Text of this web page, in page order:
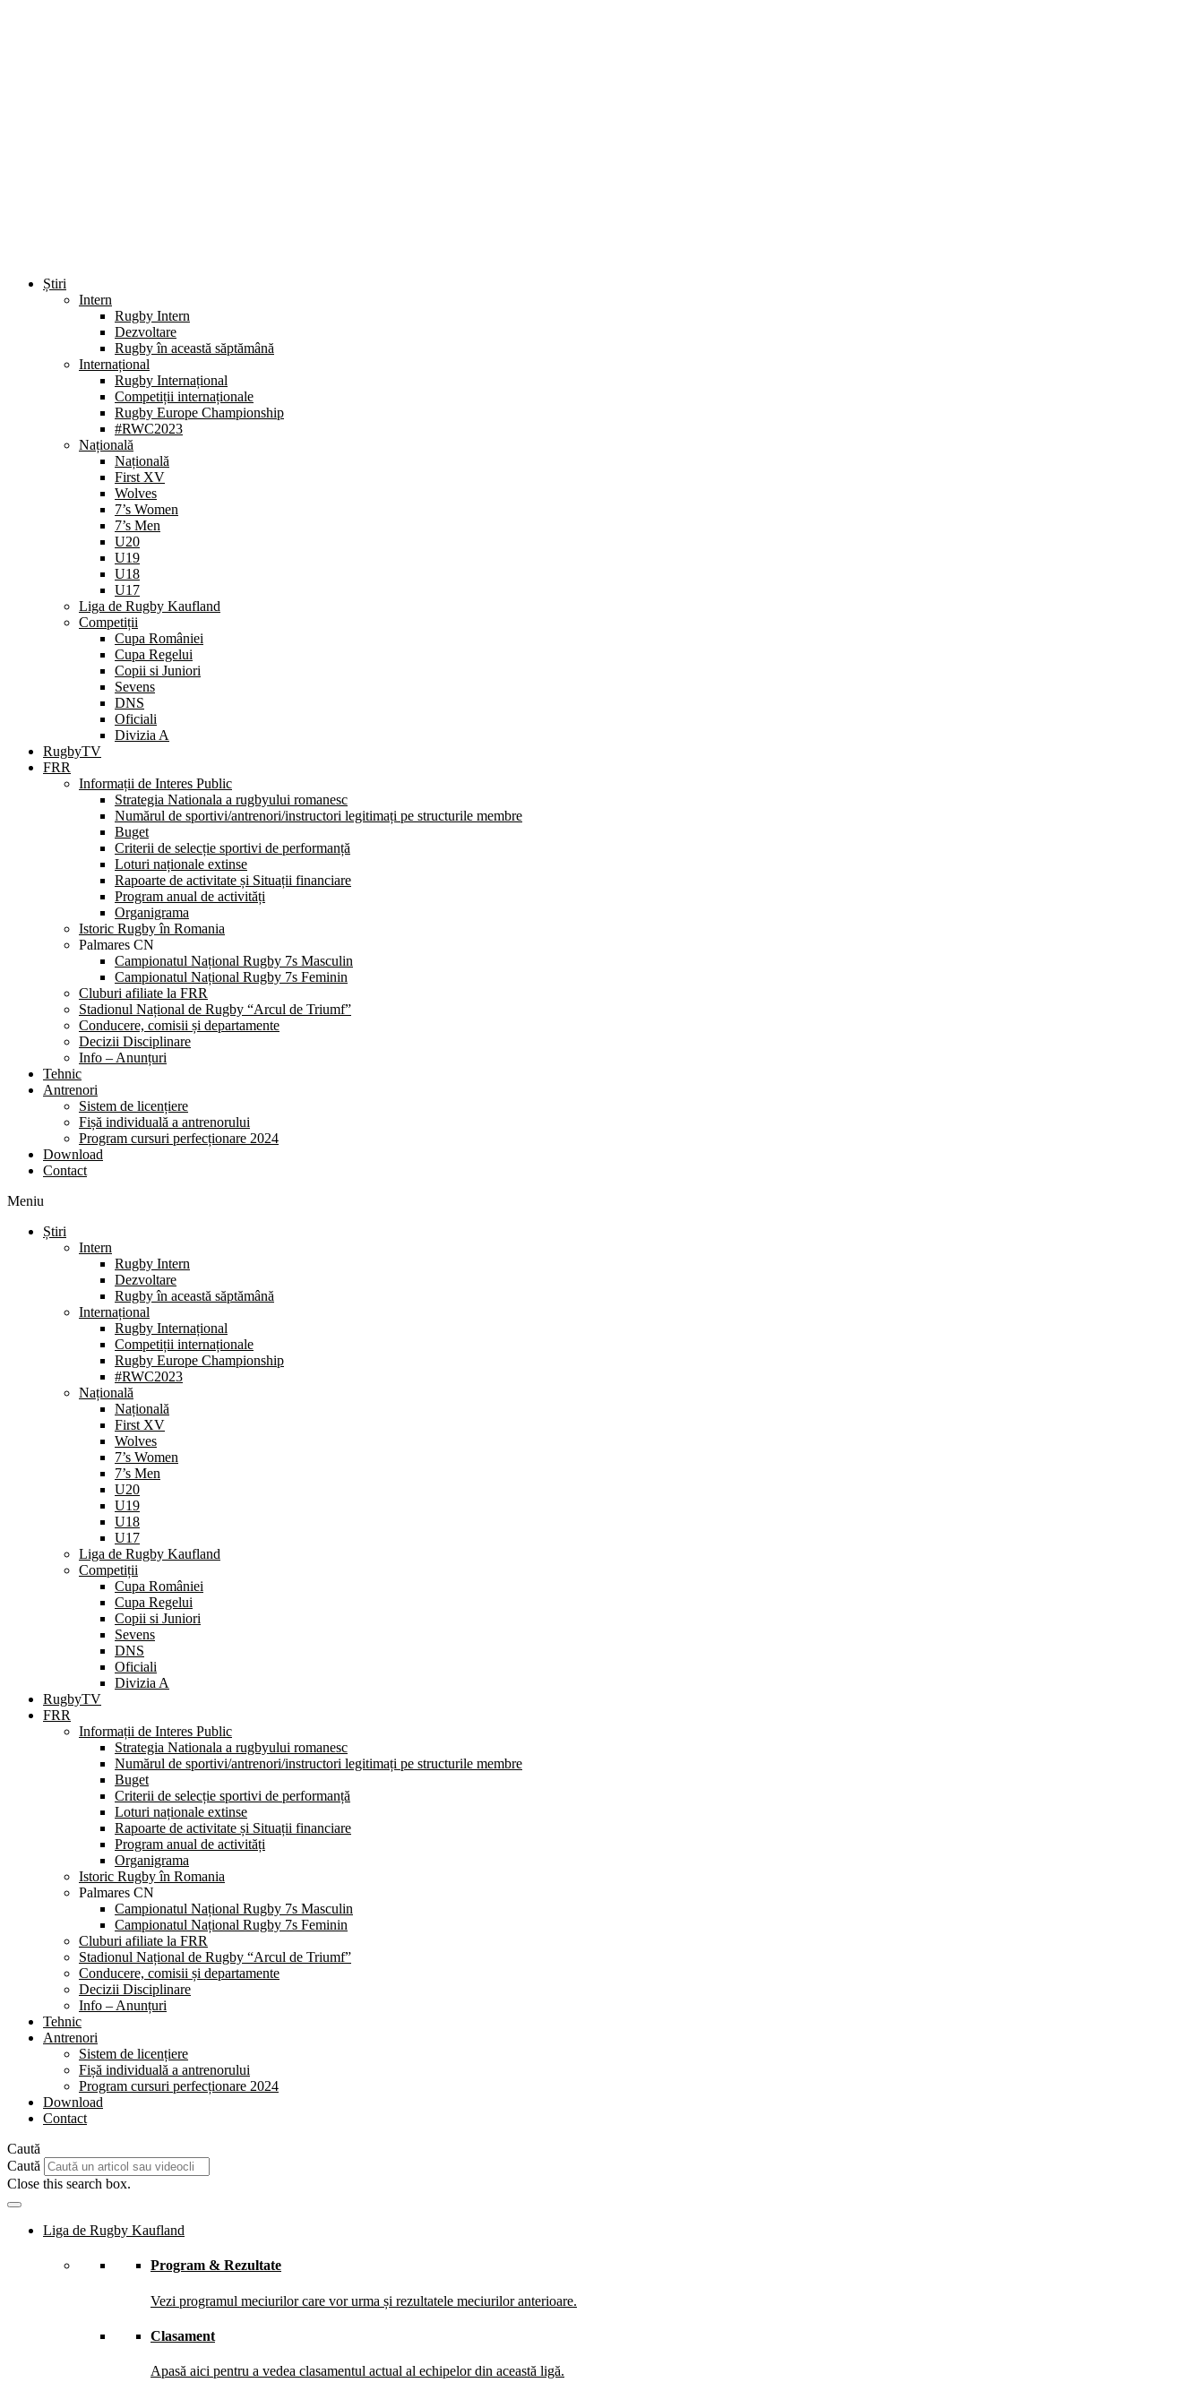
Știri
Intern
Rugby Intern
Dezvoltare
Rugby în această săptămână
Internațional
Rugby Internațional
Competiții internaționale
Rugby Europe Championship
#RWC2023
Națională
Națională
First XV
Wolves
7’s Women
7’s Men
U20
U19
U18
U17
Liga de Rugby Kaufland
Competiții
Cupa României
Cupa Regelui
Copii si Juniori
Sevens
DNS
Oficiali
Divizia A
RugbyTV
FRR
Informații de Interes Public
Strategia Nationala a rugbyului romanesc
Numărul de sportivi/antrenori/instructori legitimați pe structurile membre
Buget
Criterii de selecție sportivi de performanță
Loturi naționale extinse
Rapoarte de activitate și Situații financiare
Program anual de activități
Organigrama
Istoric Rugby în Romania
Palmares CN
Campionatul Național Rugby 7s Masculin
Campionatul Național Rugby 7s Feminin
Cluburi afiliate la FRR
Stadionul Național de Rugby “Arcul de Triumf”
Conducere, comisii și departamente
Decizii Disciplinare
Info – Anunțuri
Tehnic
Antrenori
Sistem de licențiere
Fișă individuală a antrenorului
Program cursuri perfecționare 2024
Download
Contact
Meniu
Știri
Intern
Rugby Intern
Dezvoltare
Rugby în această săptămână
Internațional
Rugby Internațional
Competiții internaționale
Rugby Europe Championship
#RWC2023
Națională
Națională
First XV
Wolves
7’s Women
7’s Men
U20
U19
U18
U17
Liga de Rugby Kaufland
Competiții
Cupa României
Cupa Regelui
Copii si Juniori
Sevens
DNS
Oficiali
Divizia A
RugbyTV
FRR
Informații de Interes Public
Strategia Nationala a rugbyului romanesc
Numărul de sportivi/antrenori/instructori legitimați pe structurile membre
Buget
Criterii de selecție sportivi de performanță
Loturi naționale extinse
Rapoarte de activitate și Situații financiare
Program anual de activități
Organigrama
Istoric Rugby în Romania
Palmares CN
Campionatul Național Rugby 7s Masculin
Campionatul Național Rugby 7s Feminin
Cluburi afiliate la FRR
Stadionul Național de Rugby “Arcul de Triumf”
Conducere, comisii și departamente
Decizii Disciplinare
Info – Anunțuri
Tehnic
Antrenori
Sistem de licențiere
Fișă individuală a antrenorului
Program cursuri perfecționare 2024
Download
Contact
Caută
Caută
Close this search box.
Liga de Rugby Kaufland
Program & Rezultate
Vezi programul meciurilor care vor urma și rezultatele meciurilor anterioare.
Clasament
Apasă aici pentru a vedea clasamentul actual al echipelor din această ligă.